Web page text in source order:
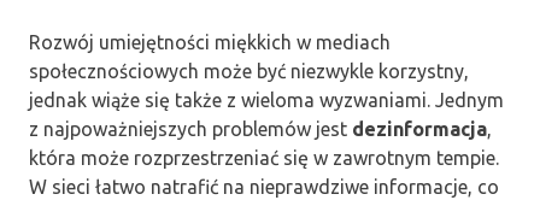
Rozwój umiejętności miękkich w mediach
społecznościowych może być niezwykle korzystny,
jednak wiąże się także z wieloma wyzwaniami. Jednym
z najpoważniejszych problemów jest dezinformacja,
która może rozprzestrzeniać się w zawrotnym tempie.
W sieci łatwo natrafić na nieprawdziwe informacje, co